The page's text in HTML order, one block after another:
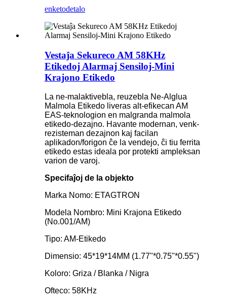
enketodetalo
Vestaĵa Sekureco AM 58KHz
Etikedoj Alarmaj Sensiloj-Mini
Krajono Etikedo
La ne-malaktivebla, reuzebla Ne-Alglua
Malmola Etikedo liveras alt-efikecan AM
EAS-teknologion en malgranda malmola
etikedo-dezajno. Havante modernan, venk-
rezisteman dezajnon kaj facilan
aplikadon/forigon ĉe la vendejo, ĉi tiu ferrita
etikedo estas ideala por protekti ampleksan
varion de varoj.
Specifaĵoj de la objekto
Marka Nomo: ETAGTRON
Modela Nombro: Mini Krajona Etikedo
(No.001/AM)
Tipo: AM-Etikedo
Dimensio: 45*19*14MM (1.77"*0.75"*0.55")
Koloro: Griza / Blanka / Nigra
Ofteco: 58KHz